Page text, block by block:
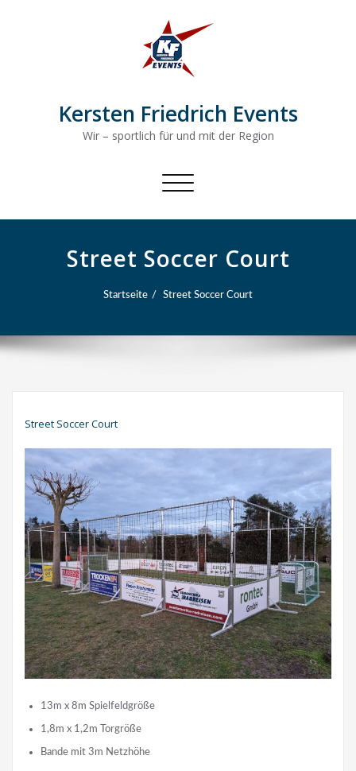
Kersten Friedrich Events
Wir – sportlich für und mit der Region
Schalte
Street Soccer Court
Startseite Street Soccer Court
Street Soccer Court
13m x 8m Spielfeldgröße
1,8m x 1,2m Torgröße
Bande mit 3m Netzhöhe